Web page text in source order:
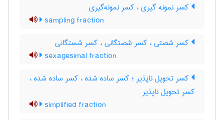
کسر نمونه گیری ، کسر نمونه‌گیری
sampling fraction
کسر شصتی ، کسر شصتگانی ، کسر شستگانی
sexagesimal fraction
کسر تحویل ناپذیر ؛ کسر ساده شده ، کسر ساده شده ،
کسر تحویل ناپذیر
simplified fraction